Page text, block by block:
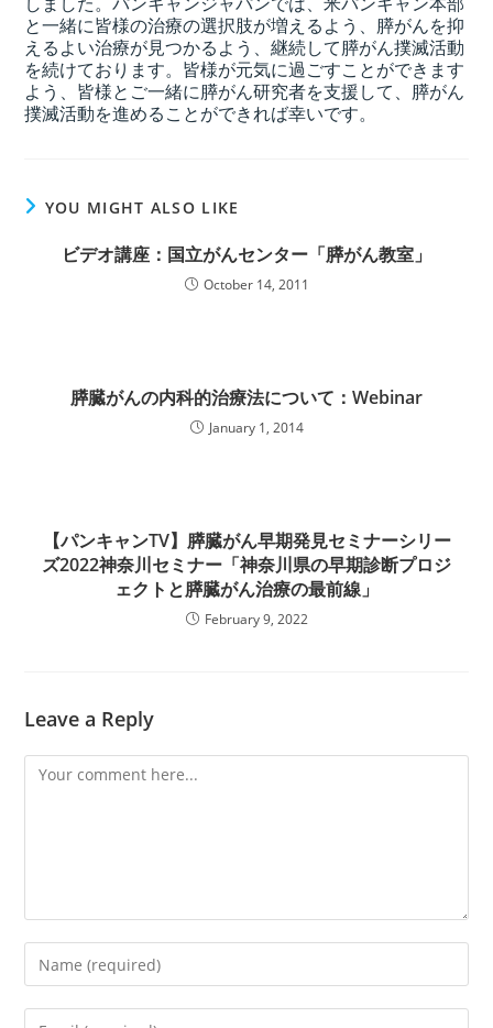
しました。パンキャンジャパンでは、米パンキャン本部
と一緒に皆様の治療の選択肢が増えるよう、膵がんを抑
えるよい治療が見つかるよう、継続して膵がん撲滅活動
を続けております。皆様が元気に過ごすことができます
よう、皆様とご一緒に膵がん研究者を支援して、膵がん
撲滅活動を進めることができれば幸いです。
YOU MIGHT ALSO LIKE
ビデオ講座：国立がんセンター「膵がん教室」
October 14, 2011
膵臓がんの内科的治療法について：Webinar
January 1, 2014
【パンキャンTV】膵臓がん早期発見セミナーシリー
ズ2022神奈川セミナー「神奈川県の早期診断プロジ
ェクトと膵臓がん治療の最前線」
February 9, 2022
Leave a Reply
Comment
Enter
your
name
Enter